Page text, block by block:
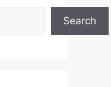
Search